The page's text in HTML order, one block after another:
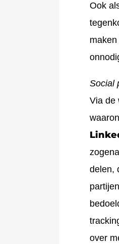
Ook
Social
Via de
delen,
over